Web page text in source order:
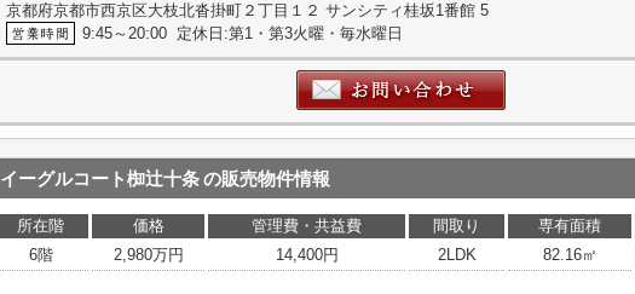
京都府京都市西京区大枝北沓掛町２丁目１２ サンシティ桂坂1番館 5
9:45～20:00 定休日:第1・第3火曜・毎水曜日
イーグルコート椥辻十条の販売物件情報
所在階 価格 管理費・共益費 間取り 専有面積
6階
2,980万円 14,400円 2LDK 82.16㎡